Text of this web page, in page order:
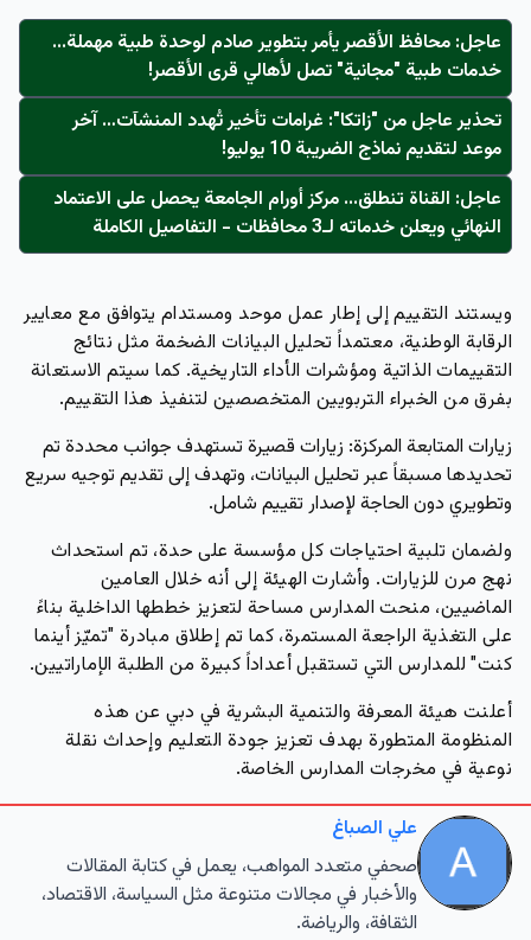
عاجل: محافظ الأقصر يأمر بتطوير صادم لوحدة طبية مهملة...
خدمات طبية "مجانية" تصل لأهالي قرى الأقصر!
تحذير عاجل من "زاتكا": غرامات تأخير تُهدد المنشآت… آخر
موعد لتقديم نماذج الضريبة 10 يوليو!
عاجل: القناة تنطلق... مركز أورام الجامعة يحصل على الاعتماد
النهائي ويعلن خدماته لـ3 محافظات - التفاصيل الكاملة
ويستند التقييم إلى إطار عمل موحد ومستدام يتوافق مع معايير
الرقابة الوطنية، معتمداً تحليل البيانات الضخمة مثل نتائج
التقييمات الذاتية ومؤشرات الأداء التاريخية. كما سيتم الاستعانة
بفرق من الخبراء التربويين المتخصصين لتنفيذ هذا التقييم.
زيارات المتابعة المركزة: زيارات قصيرة تستهدف جوانب محددة تم
تحديدها مسبقاً عبر تحليل البيانات، وتهدف إلى تقديم توجيه سريع
وتطويري دون الحاجة لإصدار تقييم شامل.
ولضمان تلبية احتياجات كل مؤسسة على حدة، تم استحداث
نهج مرن للزيارات. وأشارت الهيئة إلى أنه خلال العامين
الماضيين، منحت المدارس مساحة لتعزيز خططها الداخلية بناءً
على التغذية الراجعة المستمرة، كما تم إطلاق مبادرة "تميّز أينما
كنت" للمدارس التي تستقبل أعداداً كبيرة من الطلبة الإماراتيين.
أعلنت هيئة المعرفة والتنمية البشرية في دبي عن هذه
المنظومة المتطورة بهدف تعزيز جودة التعليم وإحداث نقلة
نوعية في مخرجات المدارس الخاصة.
علي الصباغ
صحفي متعدد المواهب، يعمل في كتابة المقالات
والأخبار في مجالات متنوعة مثل السياسة، الاقتصاد،
الثقافة، والرياضة.